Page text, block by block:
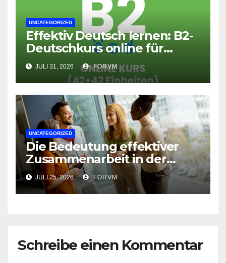
UNCATEGORIZED
Effektiv Deutsch lernen: B2-
Deutschkurs online für
Fortgeschrittene
JULI 31, 2026 FORVM
UNCATEGORIZED
Die Bedeutung effektiver
Zusammenarbeit in der
Arbeitswelt
JULI 25, 2026 FORVM
Schreibe einen Kommentar